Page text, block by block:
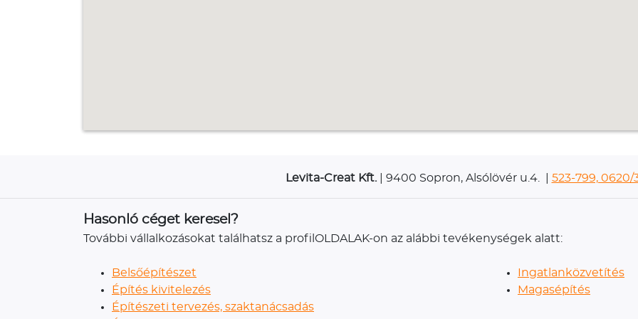
Levita-Creat Kft.| 9400 Sopron, Alsólövér u.4. | 523-799, 0620/
Hasonló céget keresel?
További vállalkozásokat találhatsz a profilOLDALAK-on az alábbi tevékenységek alatt:
Belsőépítészet
Építés kivitelezés
Építészeti tervezés, szaktanácsadás
Ingatlanközvetítés
Magasépítés